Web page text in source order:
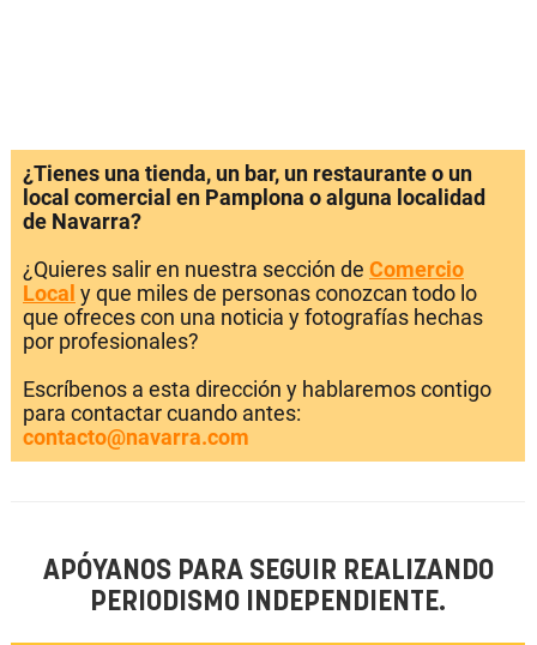
¿Tienes una tienda, un bar, un restaurante o un
local comercial en Pamplona o alguna localidad
de Navarra?
¿Quieres salir en nuestra sección de Comercio
Local y que miles de personas conozcan todo lo
que ofreces con una noticia y fotografías hechas
por profesionales?
Escríbenos a esta dirección y hablaremos contigo
para contactar cuando antes:
contacto@navarra.com
APÓYANOS PARA SEGUIR REALIZANDO
PERIODISMO INDEPENDIENTE.